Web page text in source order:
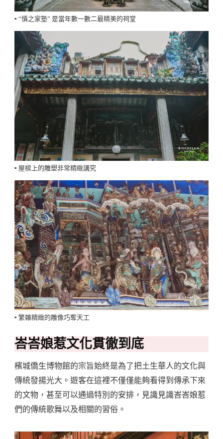
▪️ “慎之家塾” 是當年數一數二最精美的祠堂
▪️ 屋樑上的雕塑非常精緻講究
▪️ 繁雜精緻的雕像巧奪天工
峇峇娘惹文化貫徹到底
檳城僑生博物館的宗旨始終是為了把土生華人的文化與
傳統發揚光大。遊客在這裡不僅僅能夠看得到傳承下來
的文物，甚至可以通過特別的安排，見識見識峇峇娘惹
們的傳統歌舞以及相關的習俗。